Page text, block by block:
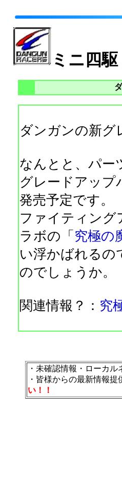
ミニ四
ダンガンの新グ
なんとと、パー
グレードアップ
発売予定です。
ファイティング
ラボの「 究極の
い浮かばれるの
のでしょうか。
関連情報？： 究
・未確認情報・ローカル
・皆様からの最新情報
い！！